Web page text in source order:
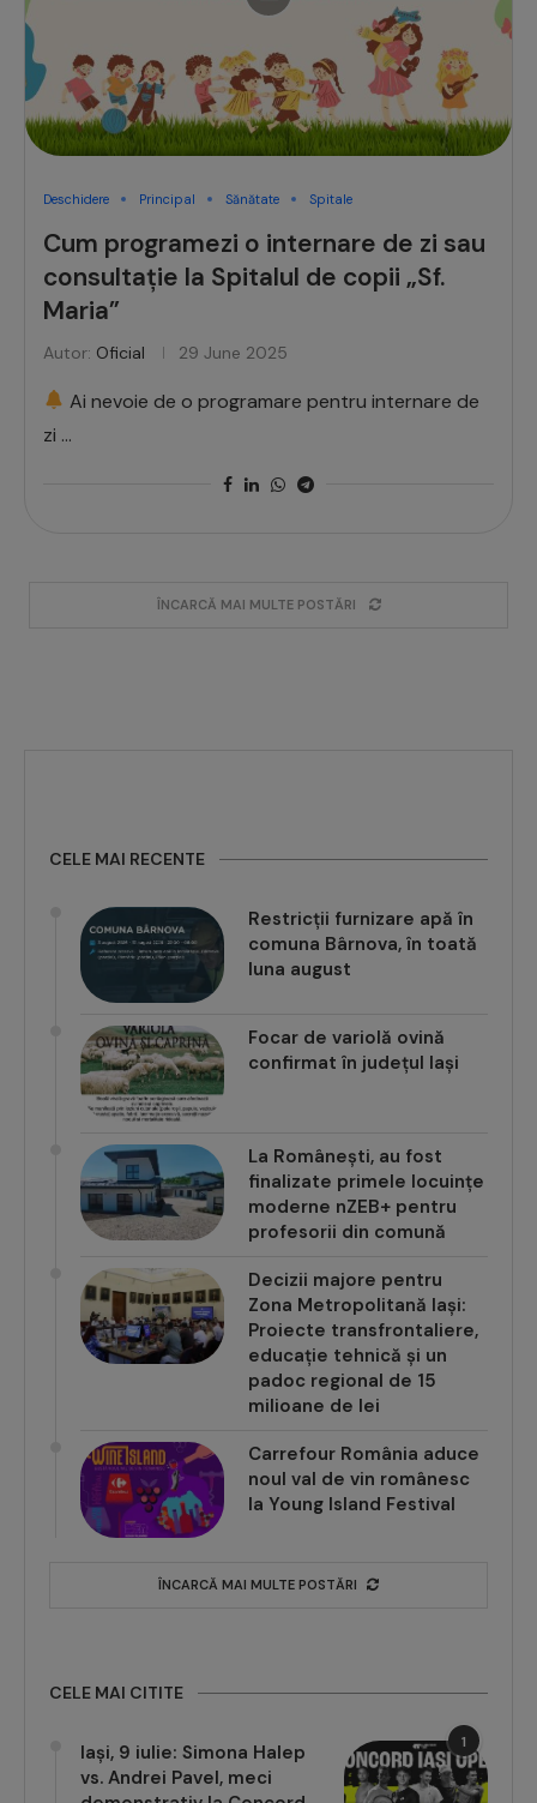
Deschidere Principal Sănătate Spitale
Cum programezi o internare de zi sau
consultație la Spitalul de copii „Sf.
Maria”
Autor: Oficial 29 June 2025
Ai nevoie de o programare pentru internare de
zi …
ÎNCARCĂ MAI MULTE POSTĂRI
CELE MAI RECENTE
Restricții furnizare apă în
comuna Bârnova, în toată
luna august
Focar de variolă ovină
confirmat în județul Iași
La Românești, au fost
finalizate primele locuințe
moderne nZEB+ pentru
profesorii din comună
Decizii majore pentru
Zona Metropolitană Iași:
Proiecte transfrontaliere,
educație tehnică și un
padoc regional de 15
milioane de lei
Carrefour România aduce
noul val de vin românesc
la Young Island Festival
ÎNCARCĂ MAI MULTE POSTĂRI
CELE MAI CITITE
1
Iași, 9 iulie: Simona Halep
vs. Andrei Pavel, meci